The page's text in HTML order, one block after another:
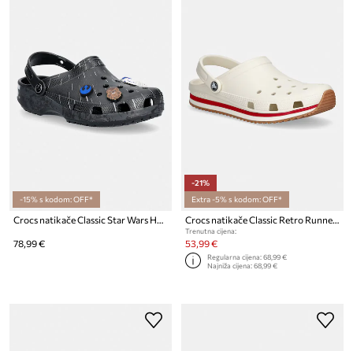
-15% s kodom: OFF*
Crocs natikače Classic Star Wars Hyper Space Clog
78,99 €
-21%
Extra -5% s kodom: OFF*
Crocs natikače Classic Retro Runner Clog
Trenutna cijena:
53,99 €
Regularna cijena:68,99 €
Najniža cijena:68,99 €